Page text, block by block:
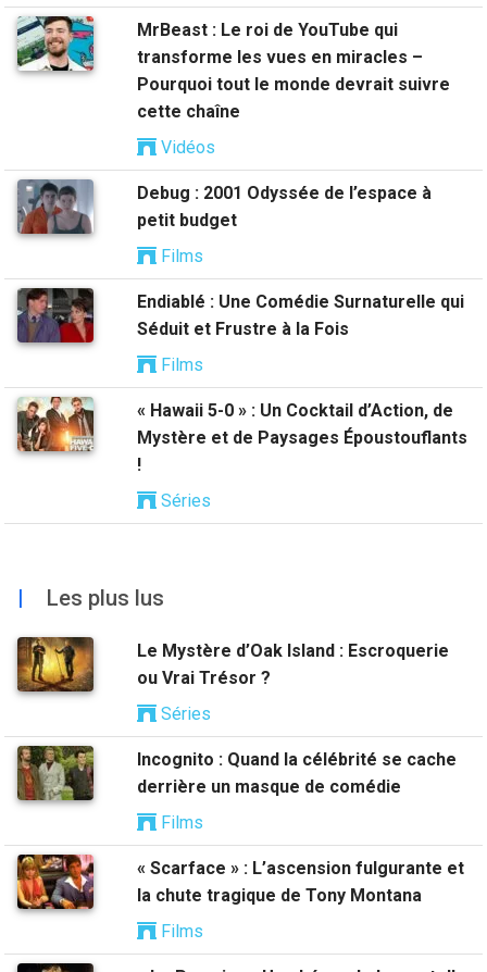
MrBeast : Le roi de YouTube qui
transforme les vues en miracles –
Pourquoi tout le monde devrait suivre
cette chaîne
Vidéos
Debug : 2001 Odyssée de l’espace à
petit budget
Films
Endiablé : Une Comédie Surnaturelle qui
Séduit et Frustre à la Fois
Films
« Hawaii 5-0 » : Un Cocktail d’Action, de
Mystère et de Paysages Époustouflants
!
Séries
| Les plus lus
Le Mystère d’Oak Island : Escroquerie
ou Vrai Trésor ?
Séries
Incognito : Quand la célébrité se cache
derrière un masque de comédie
Films
« Scarface » : L’ascension fulgurante et
la chute tragique de Tony Montana
Films